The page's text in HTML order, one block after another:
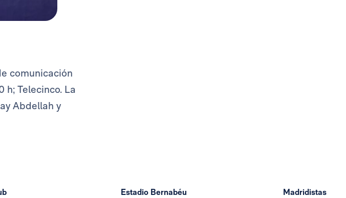
comunicación
Telecinco. La
Abdellah y
Estadio Bernabéu Madridistas